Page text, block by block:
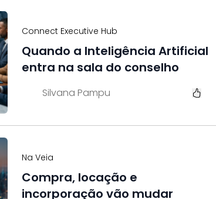
Connect Executive Hub
Quando a Inteligência Artificial
entra na sala do conselho
Silvana Pampu
Na Veia
Compra, locação e
incorporação vão mudar